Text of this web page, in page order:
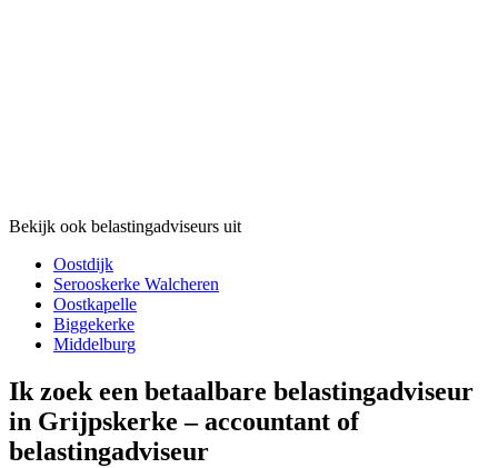
Bekijk ook belastingadviseurs uit
Oostdijk
Serooskerke Walcheren
Oostkapelle
Biggekerke
Middelburg
Ik zoek een betaalbare belastingadviseur
in Grijpskerke – accountant of
belastingadviseur